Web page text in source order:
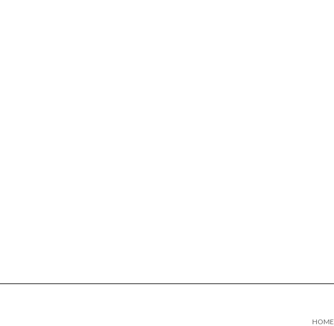
HOME